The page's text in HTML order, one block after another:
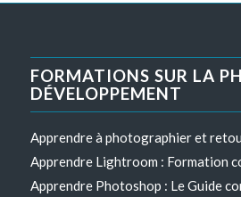
FORMATIONS SUR LA
DÉVELOPPEMENT
Apprendre à photographier et
Apprendre Lightroom : Formation
Apprendre Photoshop : Le Guide